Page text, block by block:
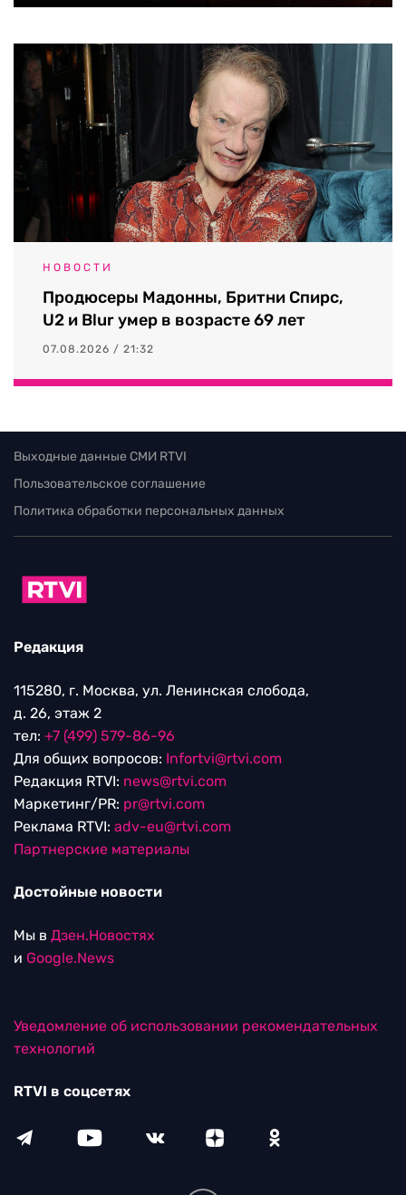
НОВОСТИ
Продюсеры Мадонны, Бритни Спирс,
U2 и Blur умер в возрасте 69 лет
07.08.2026 / 21:32
Выходные данные СМИ RTVI
Пользовательское соглашение
Политика обработки персональных данных
Редакция
115280, г. Москва, ул. Ленинская слобода,
д. 26, этаж 2
тел: +7 (499) 579-86-96
Для общих вопросов: Infortvi@rtvi.com
Редакция RTVI: news@rtvi.com
Маркетинг/PR: pr@rtvi.com
Реклама RTVI: adv-eu@rtvi.com
Партнерские материалы
Достойные новости
Мы в Дзен.Новостях
и Google.News
Уведомление об использовании рекомендательных
технологий
RTVI в соцсетях